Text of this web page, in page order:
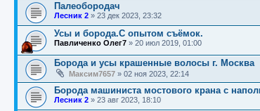
Палеобородач
Лесник 2 » 23 дек 2023, 23:32
Усы и борода.С опытом съёмок.
Павличенко Олег7 » 20 июл 2019, 01:00
Борода и усы крашенные волосы г. Москва
Максим7657 » 02 ноя 2023, 22:14
Борода машиниста мостового крана с
Лесник 2 » 23 авг 2023, 18:10